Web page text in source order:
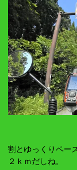
割とゆっくりペー
２ｋｍだしね。